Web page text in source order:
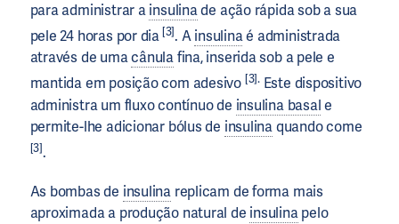
para administrar ainsulinade ação rápida sob a sua
pele 24 horas por dia[3]. Ainsulinaé administrada
através de umacânulafina, inserida sob a pele e
mantida em posição com adesivo [3].Este dispositivo
administra um fluxo contínuo de insulina basal e
permite-lhe adicionar bólus de insulinaquando come
[3].
As bombas de insulina replicam de forma mais
aproximada a produção natural de insulina pelo